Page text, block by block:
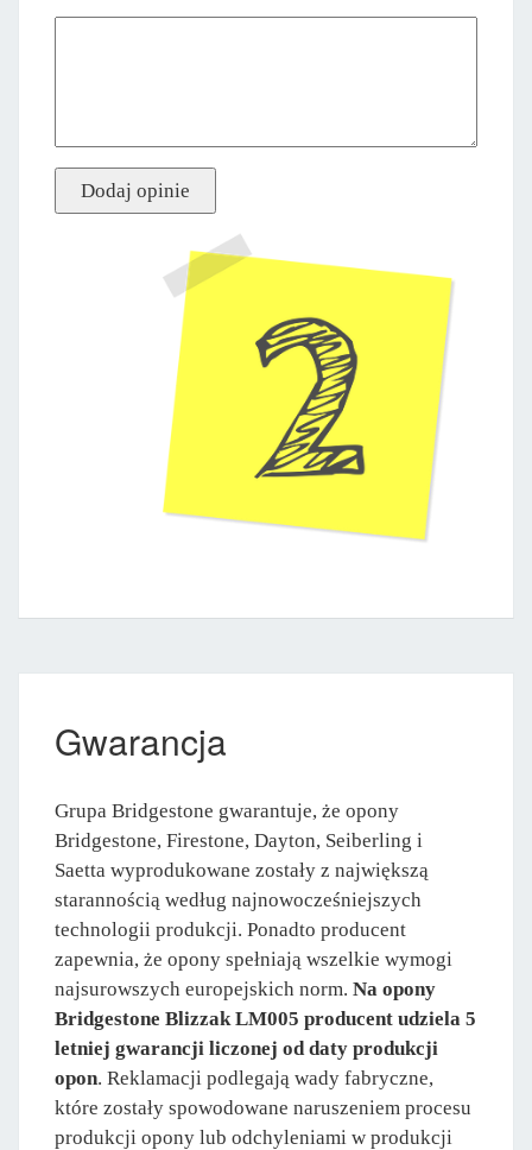
Gwarancja
Grupa Bridgestone gwarantuje, że opony
Bridgestone, Firestone, Dayton, Seiberling i
Saetta wyprodukowane zostały z największą
starannością według najnowocześniejszych
technologii produkcji. Ponadto producent
zapewnia, że opony spełniają wszelkie wymogi
najsurowszych europejskich norm. Na opony
Bridgestone Blizzak LM005 producent udziela 5
letniej gwarancji liczonej od daty produkcji
opon. Reklamacji podlegają wady fabryczne,
które zostały spowodowane naruszeniem procesu
produkcji opony lub odchyleniami w produkcji